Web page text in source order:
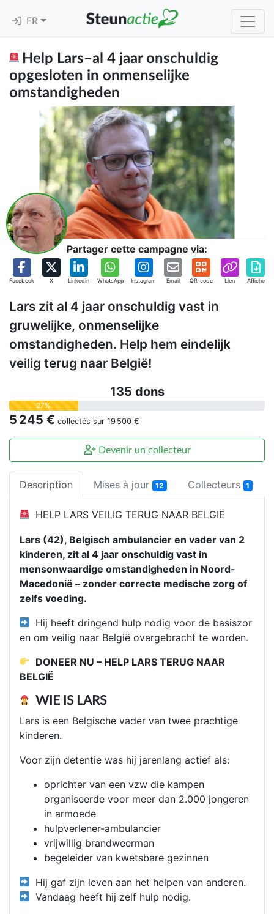
FR
Help Lars–al 4 jaar onschuldig
opgesloten in onmenselijke
omstandigheden
Partager cette campagne via:
Facebook X Linkedin WhatsApp Instagram Email QR-code Lien Affiche
Lars zit al 4 jaar onschuldig vast in
gruwelijke, onmenselijke
omstandigheden. Help hem eindelijk
veilig terug naar België!
135 dons
27%
5 245 € collectés sur 19 500 €
Devenir un collecteur
Description Mises à jour 12 Collecteurs 1
HELP LARS VEILIG TERUG NAAR BELGIË
Lars (42), Belgisch ambulancier en vader van 2
kinderen, zit al 4 jaar onschuldig vast in
mensonwaardige omstandigheden in Noord-
Macedonië – zonder correcte medische zorg of
zelfs voeding.
Hij heeft dringend hulp nodig voor de basiszor
en om veilig naar België overgebracht te worden.
DONEER NU – HELP LARS TERUG NAAR
BELGIË
WIE IS LARS
Lars is een Belgische vader van twee prachtige
kinderen.
Voor zijn detentie was hij jarenlang actief als:
oprichter van een vzw die kampen
organiseerde voor meer dan 2.000 jongeren
in armoede
hulpverlener-ambulancier
vrijwillig brandweerman
begeleider van kwetsbare gezinnen
Hij gaf zijn leven aan het helpen van anderen.
Vandaag heeft hij zelf hulp nodig.